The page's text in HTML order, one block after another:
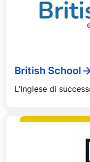
British School
L'Inglese di